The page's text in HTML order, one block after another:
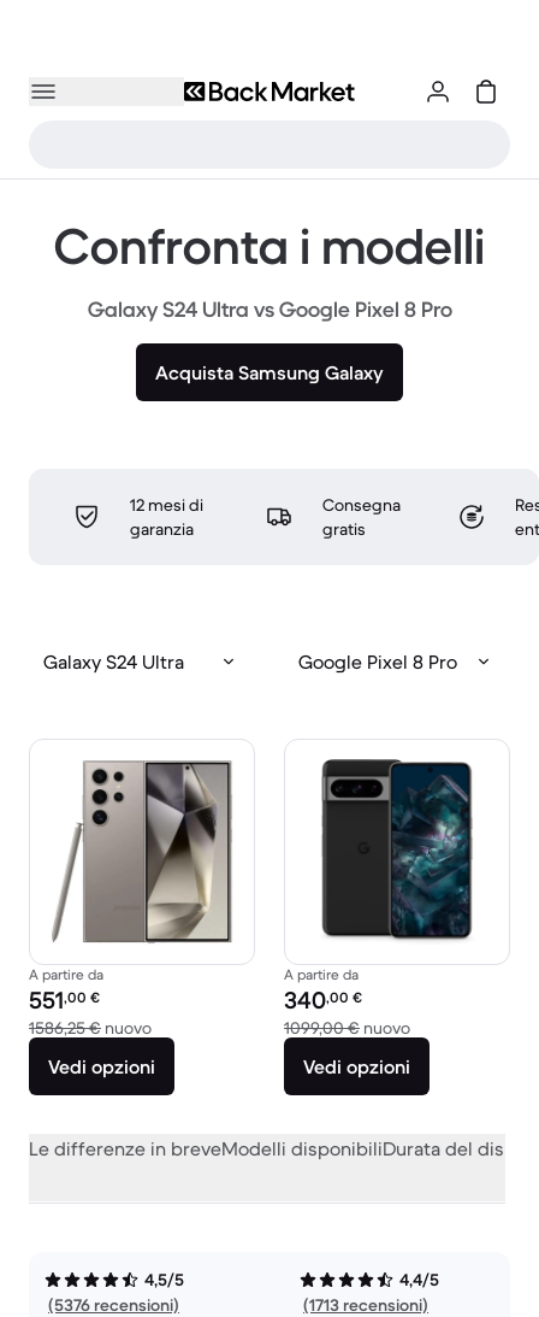
Confronta i modelli
Galaxy S24 Ultra vs Google Pixel 8 Pro
Acquista Samsung Galaxy
12 mesi di
garanzia
Consegna
gratis
Galaxy S24 Ultra Google Pixel 8 Pro
A partire da
Prezzo del ricondizionato:
551,00 €
1586,25 € nuovoRispetto a 1586,25 € del nuovo
Vedi opzioni
A partire da
Prezzo del ricondizionato:
340,00 €
1099,00 € nuovoRispetto a
Vedi opzioni
Le differenze in breveModelli disponibiliDurata del
4,5/5
(5376 recensioni)
4,4/5
(1713 recensioni)